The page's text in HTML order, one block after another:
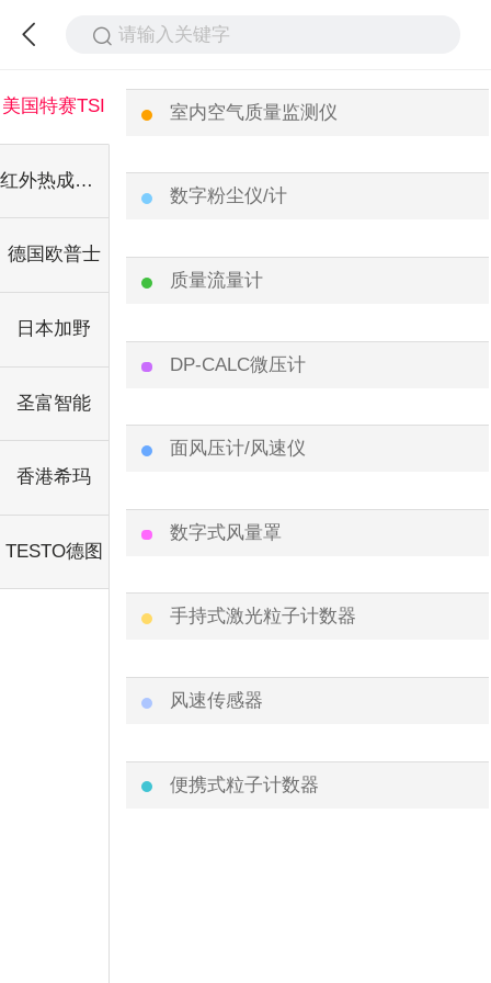
请输入关键字
美国特赛TSI
红外热成像仪
德国欧普士
日本加野
圣富智能
香港希玛
TESTO德图
室内空气质量监测仪
数字粉尘仪/计
质量流量计
DP-CALC微压计
面风压计/风速仪
数字式风量罩
手持式激光粒子计数器
风速传感器
便携式粒子计数器